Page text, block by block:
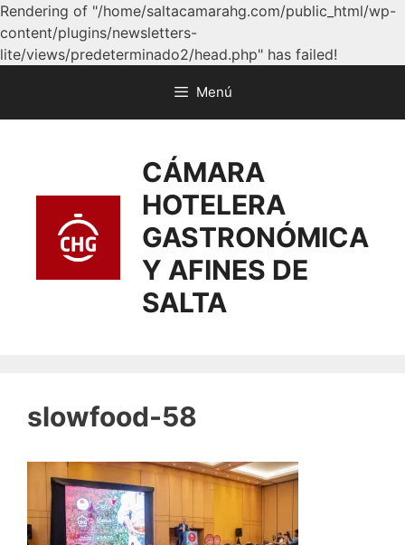
Rendering of "/home/saltacamarahg.com/public_html/wp-
content/plugins/newsletters-
lite/views/predeterminado2/head.php" has failed!
Menú
CÁMARA
HOTELERA
GASTRONÓMICA
Y AFINES DE
SALTA
slowfood-58